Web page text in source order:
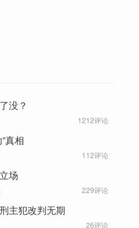
没？
1212评论
真相
112评论
场
229评论
主犯改判无期
26评论